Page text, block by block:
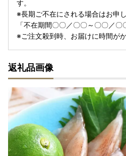
す。
※長期ご不在にされる場合はお申
「不在期間〇〇／〇〇～〇〇／〇
※ご注文殺到時、お届けに時間が
返礼品画像